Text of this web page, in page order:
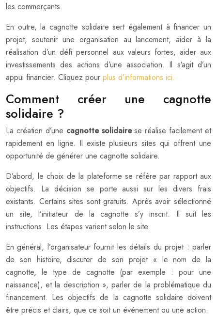
les commerçants.
En outre, la cagnotte solidaire sert également à financer un
projet, soutenir une organisation au lancement, aider à la
réalisation d’un défi personnel aux valeurs fortes, aider aux
investissements des actions d’une association. Il s’agit d’un
appui financier. Cliquez pour plus d’informations ici.
Comment créer une cagnotte
solidaire ?
La création d’une cagnotte solidairese réalise facilement et
rapidement en ligne. Il existe plusieurs sites qui offrent une
opportunité de générer une cagnotte solidaire.
D’abord, le choix de la plateforme se réfère par rapport aux
objectifs. La décision se porte aussi sur les divers frais
existants. Certains sites sont gratuits. Après avoir sélectionné
un site, l’initiateur de la cagnotte s’y inscrit. Il suit les
instructions. Les étapes varient selon le site.
En général, l’organisateur fournit les détails du projet : parler
de son histoire, discuter de son projet « le nom de la
cagnotte, le type de cagnotte (par exemple : pour une
naissance), et la description », parler de la problématique du
financement. Les objectifs de la cagnotte solidaire doivent
être précis et clairs, que ce soit un évènement ou une action.